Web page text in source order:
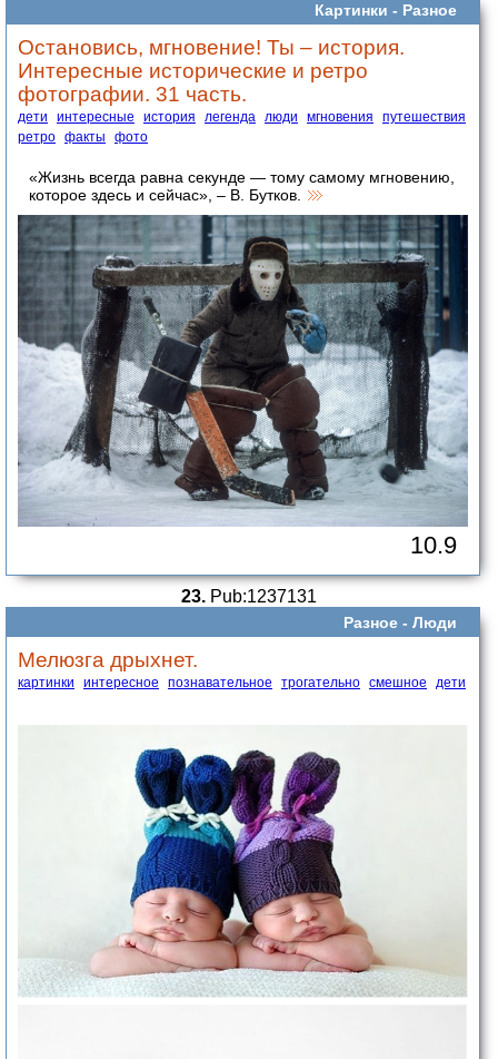
Картинки - Разное
Остановись, мгновение! Ты – история.
Интересные исторические и ретро
фотографии. 31 часть.
дети интересные история легенда люди мгновения
путешествия
ретро факты фото
«Жизнь всегда равна секунде — тому самому мгновению,
которое здесь и сейчас», – В. Бутков.
10.9
23. Pub:1237131
Разное - Люди
Мелюзга дрыхнет.
картинки интересное познавательное трогательно смешное дети